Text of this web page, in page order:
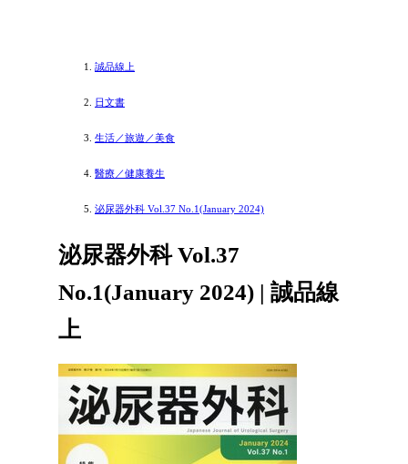
誠品線上
日文書
生活／旅遊／美食
醫療／健康養生
泌尿器外科 Vol.37 No.1(January 2024)
泌尿器外科 Vol.37
No.1(January 2024) | 誠品線
上